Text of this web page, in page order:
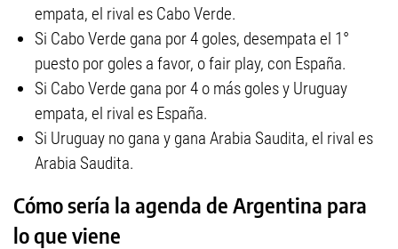
empata, el rival es Cabo Verde.
Si Cabo Verde gana por 4 goles, desempata el 1°
puesto por goles a favor, o fair play, con España.
Si Cabo Verde gana por 4 o más goles y Uruguay
empata, el rival es España.
Si Uruguay no gana y gana Arabia Saudita, el rival es
Arabia Saudita.
Cómo sería la agenda de Argentina para
lo que viene